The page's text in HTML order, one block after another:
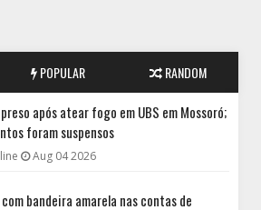
POPULAR RANDOM
após atear fogo em UBS em Mossoró;
foram suspensos
Aug 04 2026
com bandeira amarela nas contas de